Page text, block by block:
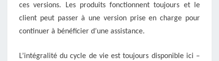
ces versions. Les produits fonctionnent toujours et le
client peut passer à une version prise en charge pour
continuer à bénéficier d’une assistance.
L’intégralité du cycle de vie est toujours disponible ici –